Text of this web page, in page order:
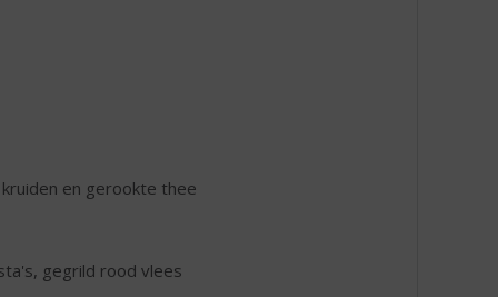
en gerookte thee
gegrild rood vlees